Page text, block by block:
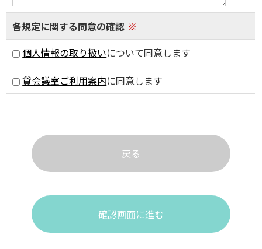
各規定に関する同意の確認 ※
個人情報の取り扱いについて同意します
貸会議室ご利用案内に同意します
戻る
確認画面に進む